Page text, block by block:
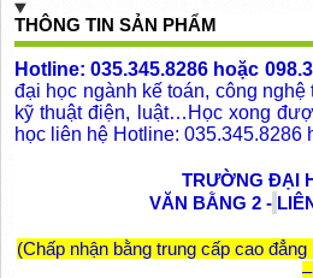
THÔNG TIN SẢN PHẨM
Hotline:035.345.8286 hoặc
đại học ngành kế toán, công
kỹ thuật điện, luật…Học xong
học liên hệ Hotline: 035.345.8286
TRƯỜNG ĐẠI
VĂN BẰNG 2 -
​(Chấp nhận bằng trung cấp cao